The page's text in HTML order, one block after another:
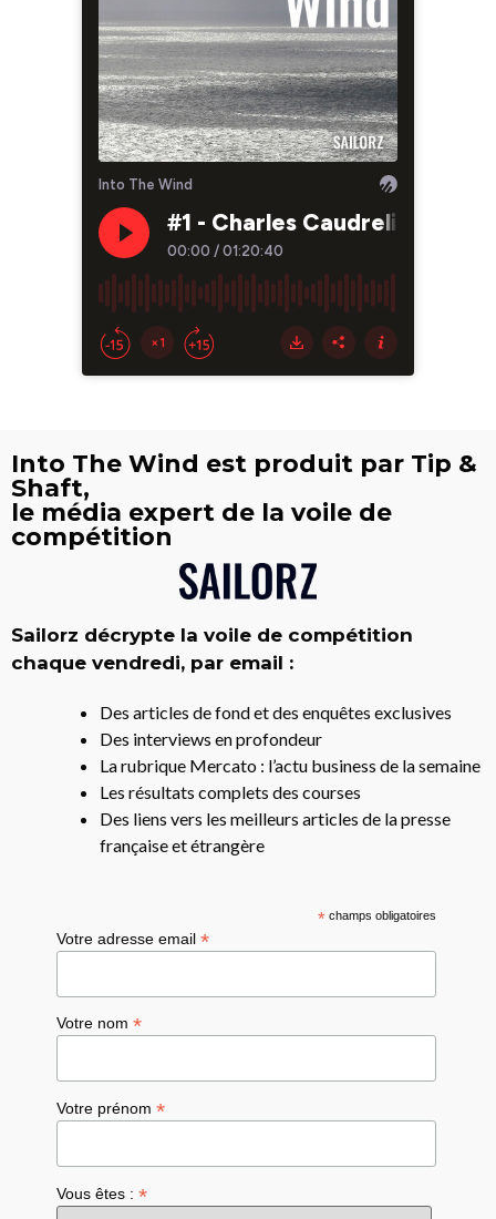
Into The Wind est produit par Tip &
Shaft,
le média expert de la voile de
compétition
Sailorz décrypte la voile de compétition
chaque vendredi, par email :
Des articles de fond et des enquêtes exclusives
Des interviews en profondeur
La rubrique Mercato : l’actu business de la semaine
Les résultats complets des courses
Des liens vers les meilleurs articles de la presse
française et étrangère
*champs obligatoires
Votre adresse email*
Votre nom*
Votre prénom*
Vous êtes :*